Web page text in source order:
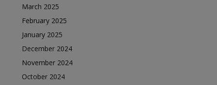
March 2025
February 2025
January 2025
December 2024
November 2024
October 2024